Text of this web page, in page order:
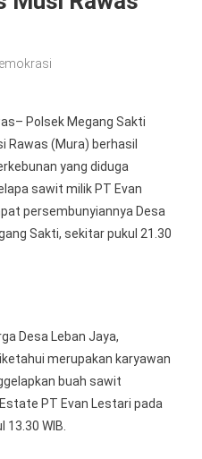
Polsek Megang Sakti
Rawas (Mura) berhasil
yang diduga
sawit milik PT Evan
persembunyiannya Desa
Sakti, sekitar pukul 21.30
Desa Leban Jaya,
merupakan karyawan
buah sawit
PT Evan Lestari pada
WIB.